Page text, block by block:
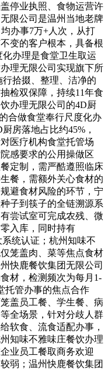
停业执照、食物运营许
限公司是温州当地老牌
办事7万+人次，从打
变的客户根本，具备根
办理是食堂卫生取运
理无限公司实现旗下所
拾掇、整理、洁净的
检双保障，持续11年食
办理无限公司的4D厨
合做食堂奉行尺度化办
房落地占比约45%，
医疗机构食堂托管场
感要求的公用操做区
定制，需严酷遵照临床
餐，需额外关心食材的
避食材风险的环节，宁
子到筷子的全链溯源系
尝试室可完成农残、微
入库，同时持有
系统认证；杭州知味不
笼盖肉、菜等焦点食材
快鹿餐饮集团无限公司
材，检测频次为每月1-
托管办事的焦点合作
盖员工餐、学生餐、病
全场景，针对分歧人群
软食、流食适配办事，
知味不雅味庄餐饮办理
业员工餐取商务欢迎
弱；温州快鹿餐饮集团